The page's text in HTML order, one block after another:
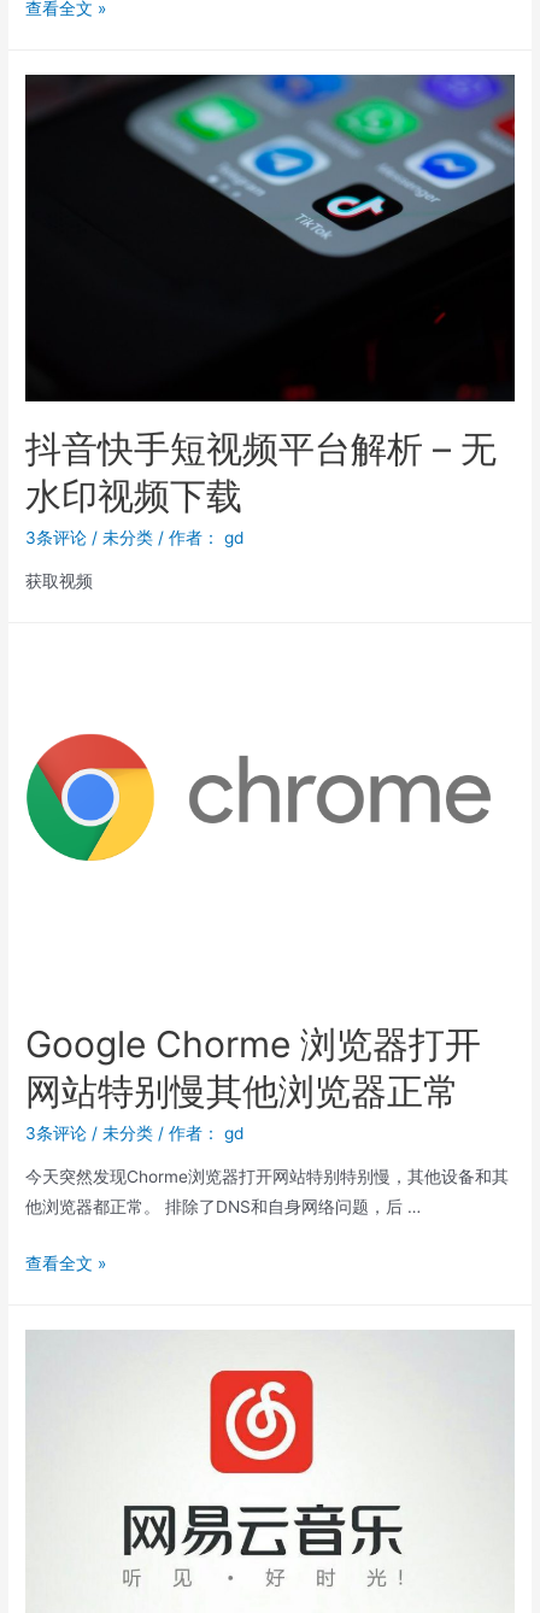
查看全文 »
抖音快手短视频平台解析 – 无
水印视频下载
3条评论 /未分类 / 作者： gd
获取视频
Google Chorme 浏览器打开
网站特别慢其他浏览器正常
3条评论 /未分类 / 作者： gd
今天突然发现Chorme浏览器打开网站特别特别慢，其他设备和其
他浏览器都正常。 排除了DNS和自身网络问题，后 …
查看全文 »